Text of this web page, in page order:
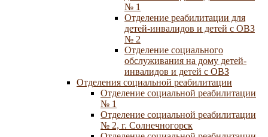
№ 1
Отделение реабилитации для
детей-инвалидов и детей с ОВЗ
№ 2
Отделение социального
обслуживания на дому детей-
инвалидов и детей с ОВЗ
Отделения социальной реабилитации
Отделение социальной реабилитации
№ 1
Отделение социальной реабилитации
№ 2, г. Солнечногорск